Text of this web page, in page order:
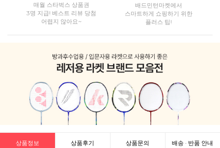
매월 스타벅스 상품권
3명 지급! 베스트 리뷰 당첨
어렵지 않아요~
배드민턴마켓에서
스마트하게 쇼핑하기 위한
플러스 팁!
상품정보 상품후기 상품문의 배송 · 반품 안내